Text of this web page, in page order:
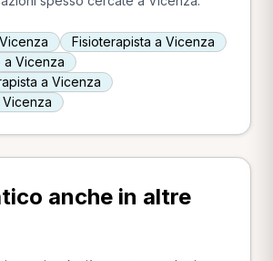
Fisioterapista a Vicenza
a Vicenza
a Vicenza
anche in altre